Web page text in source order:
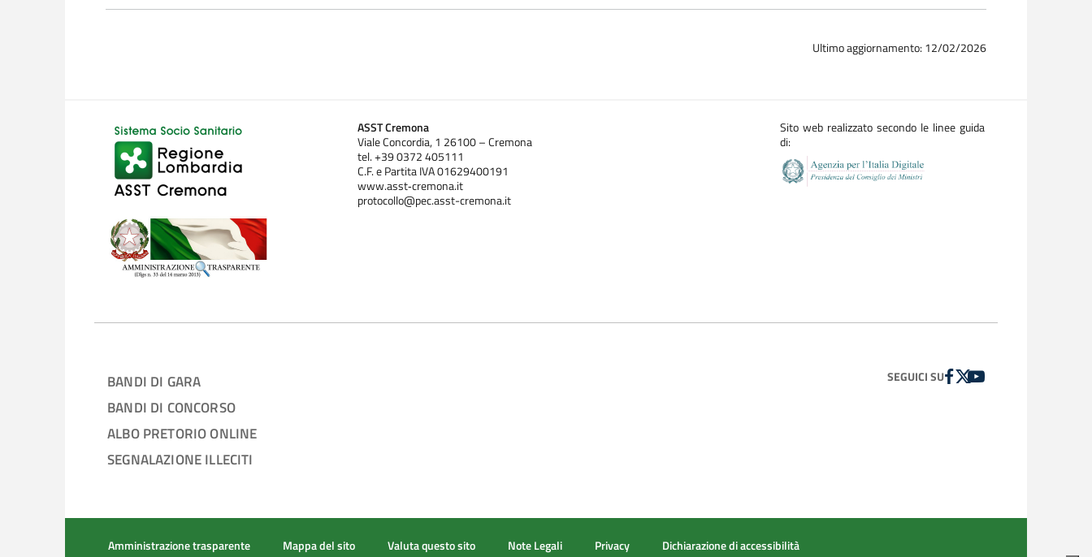
Ultimo aggiornamento: 12/02/2026
ASST Cremona
Viale Concordia, 1 26100 – Cremona
tel. +39 0372 405111
C.F. e Partita IVA 01629400191
www.asst‐cremona.it
protocollo@pec.asst-cremona.it
Sito web realizzato secondo le linee guida
di:
BANDI DI GARA
BANDI DI CONCORSO
ALBO PRETORIO ONLINE
SEGNALAZIONE ILLECITI
SEGUICI SUFACEBOOK
TWITTER
YOUTUBE
Amministrazione trasparente Mappa del sito Valuta questo sito Note Legali Privacy Dichiarazione di accessibilità